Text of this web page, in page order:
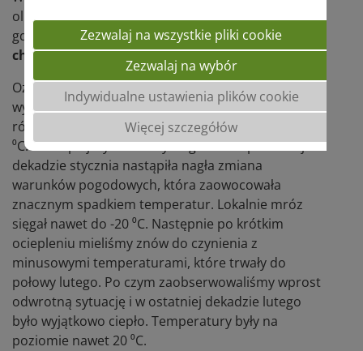
olbrzymi wpływ na stan naszych upraw ozimych,
gdyż te mogą wpłynąć na podwyższonąpresję
chorób, co prognozujemy w tym roku.
Oziminy jak przeżyto, żyto czy jęczmień ozimy
wysiewane jesienią 2020 roku sprostać musiały
różnicom temperatur między minus 20 ⁰C i plus 20
⁰C. Po cieplejszym niż zwykle grudniu i pierwszej
dekadzie stycznia nastąpiła nagła zmiana
warunków pogodowych, która zaowocowała
znacznym spadkiem temperatur. Lokalnie mróz
sięgał nawet do -20 ⁰C. Następnie po krótkim
ociepleniu mieliśmy znów do czynienia z
minusowymi temperaturami, które trwały do
połowy lutego. Po czym zaobserwowaliśmy wprost
odwrotną sytuację i w ostatniej dekadzie lutego
było wyjątkowo ciepło. Temperatury były na
poziomie nawet 20 ⁰C.
Zezwalaj na wszystkie pliki cookie
Zezwalaj na wybór
Indywidualne ustawienia plików cookie
Więcej szczegółów